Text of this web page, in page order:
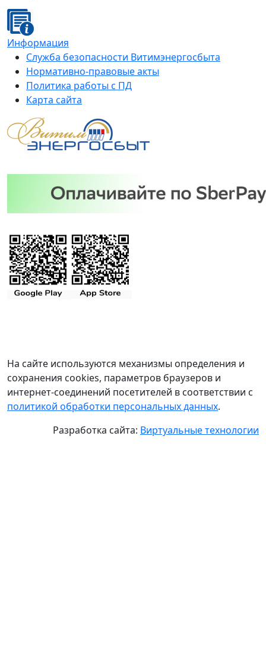
Информация
Служба безопасности Витимэнергосбыта
Нормативно-правовые акты
Политика работы с ПД
Карта сайта
На сайте используются механизмы определения и
сохранения cookies, параметров браузеров и
интернет-соединений посетителей в соответствии с
политикой обработки персональных данных.
Разработка сайта: Виртуальные технологии